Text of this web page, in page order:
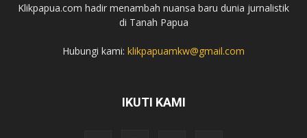
Klikpapua.com hadir menambah nuansa baru dunia jurnalistik
di Tanah Papua
Hubungi kami: klikpapuamkw@gmail.com
IKUTI KAMI